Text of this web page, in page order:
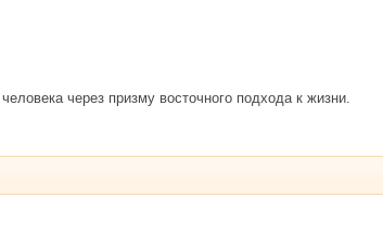
через призму восточного подхода к жизни.